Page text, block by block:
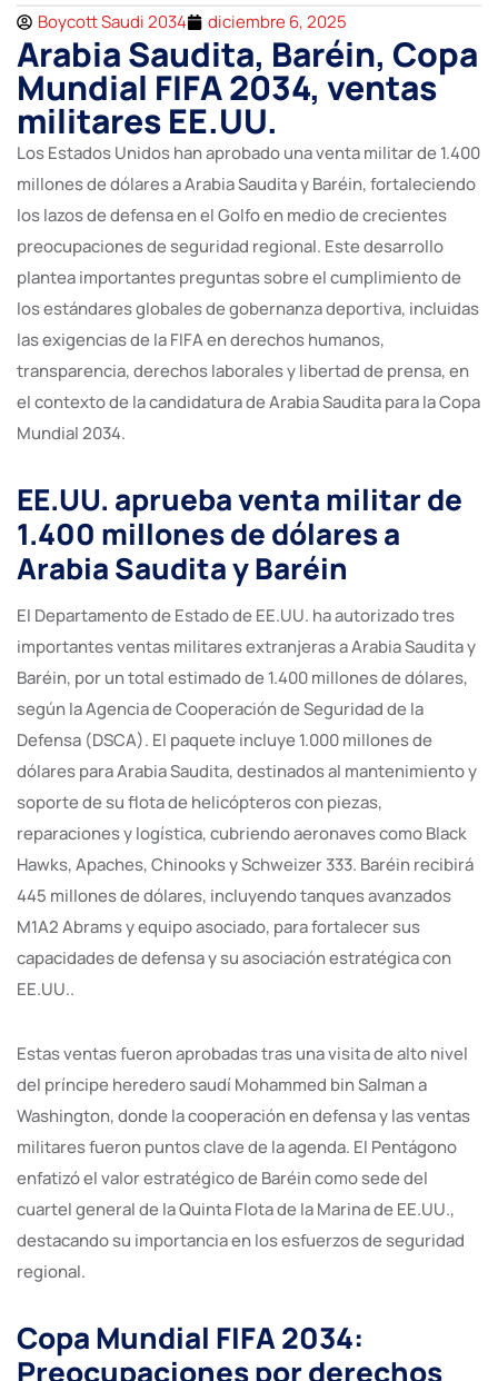
Boycott Saudi 2034 diciembre 6, 2025
Arabia Saudita, Baréin, Copa
Mundial FIFA 2034, ventas
militares EE.UU.
Los Estados Unidos han aprobado una venta militar de 1.400
millones de dólares a Arabia Saudita y Baréin, fortaleciendo
los lazos de defensa en el Golfo en medio de crecientes
preocupaciones de seguridad regional. Este desarrollo
plantea importantes preguntas sobre el cumplimiento de
los estándares globales de gobernanza deportiva, incluidas
las exigencias de la FIFA en derechos humanos,
transparencia, derechos laborales y libertad de prensa, en
el contexto de la candidatura de Arabia Saudita para la Copa
Mundial 2034.
EE.UU. aprueba venta militar de
1.400 millones de dólares a
Arabia Saudita y Baréin
El Departamento de Estado de EE.UU. ha autorizado tres
importantes ventas militares extranjeras a Arabia Saudita y
Baréin, por un total estimado de 1.400 millones de dólares,
según la Agencia de Cooperación de Seguridad de la
Defensa (DSCA). El paquete incluye 1.000 millones de
dólares para Arabia Saudita, destinados al mantenimiento y
soporte de su flota de helicópteros con piezas,
reparaciones y logística, cubriendo aeronaves como Black
Hawks, Apaches, Chinooks y Schweizer 333. Baréin recibirá
445 millones de dólares, incluyendo tanques avanzados
M1A2 Abrams y equipo asociado, para fortalecer sus
capacidades de defensa y su asociación estratégica con
EE.UU..
Estas ventas fueron aprobadas tras una visita de alto nivel
del príncipe heredero saudí Mohammed bin Salman a
Washington, donde la cooperación en defensa y las ventas
militares fueron puntos clave de la agenda. El Pentágono
enfatizó el valor estratégico de Baréin como sede del
cuartel general de la Quinta Flota de la Marina de EE.UU.,
destacando su importancia en los esfuerzos de seguridad
regional.
Copa Mundial FIFA 2034:
Preocupaciones por derechos